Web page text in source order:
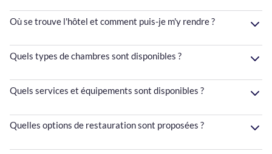
Où se trouve l'hôtel et comment puis-je m'y rendre ?
Quels types de chambres sont disponibles ?
Quels services et équipements sont disponibles ?
Quelles options de restauration sont proposées ?